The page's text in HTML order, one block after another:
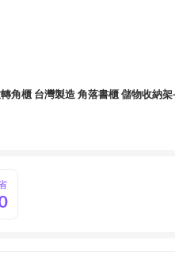
角櫃 台灣製造 角落書櫃 儲物收納